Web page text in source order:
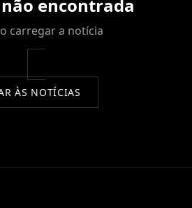
encontrada
carregar a notícia
ÀS NOTÍCIAS